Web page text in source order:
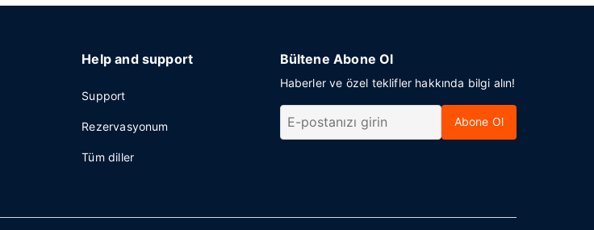
Help and support
Support
Rezervasyonum
Tüm diller
Bültene Abone Ol
Haberler ve özel teklifler hakkında bilgi alın!
Abone Ol